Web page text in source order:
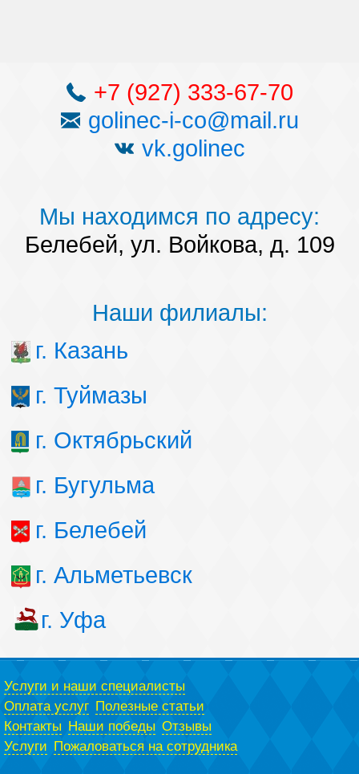
+7 (927) 333-67-70
golinec-i-co@mail.ru
vk.golinec
Мы находимся по адресу:
Белебей, ул. Войкова, д. 109
Наши филиалы:
г. Казань
г. Туймазы
г. Октябрьский
г. Бугульма
г. Белебей
г. Альметьевск
г. Уфа
Услуги и наши специалисты
Оплата услуг Полезные статьи
Контакты Наши победы Отзывы
Услуги Пожаловаться на сотрудника